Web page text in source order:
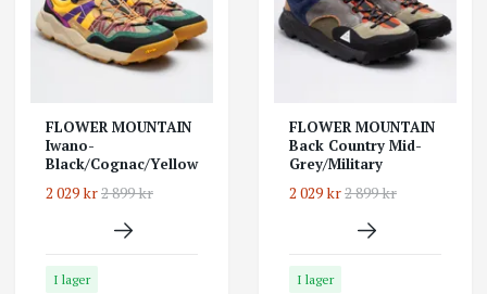
FLOWER MOUNTAIN
Iwano-
Black/Cognac/Yellow
2 029 kr2 899 kr
I lager
FLOWER MOUNTAIN
Back Country Mid-
Grey/Military
2 029 kr2 899 kr
I lager